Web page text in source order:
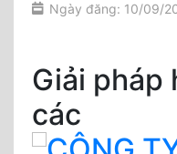
Ngày đăng: 10/09/
Giải pháp
các